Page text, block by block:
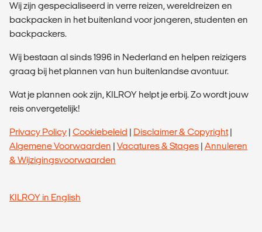
Wij zijn gespecialiseerd in verre reizen, wereldreizen en
backpacken in het buitenland voor jongeren, studenten en
backpackers.
Wij bestaan al sinds 1996 in Nederland en helpen reizigers
graag bij het plannen van hun buitenlandse avontuur.
Wat je plannen ook zijn, KILROY helpt je erbij. Zo wordt jouw
reis onvergetelijk!
Privacy Policy | Cookiebeleid | Disclaimer & Copyright|
Algemene Voorwaarden | Vacatures & Stages | Annuleren
& Wijzigingsvoorwaarden
KILROY in English